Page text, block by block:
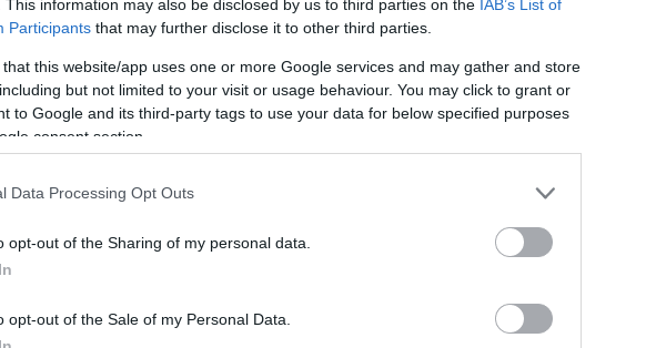
This information may also be disclosed by us to third parties on the IAB’s List of
Participants that may further disclose it to other third parties.
that this website/app uses one or more Google services and may gather and store
but not limited to your visit or usage behaviour. You may click to grant or
to Google and its third-party tags to use your data for below specified purposes
consent section.
Data Processing Opt Outs
opt-out of the Sharing of my personal data.
opt-out of the Sale of my Personal Data.
στη δημοκρατία”, αναφέρει τοNobel Prize organisation
Χιντάνκιο, οργάνωση επιζώντων των βομβαρδισμών της
των πυρηνικών όπλων.
της
Οι άνθρωποι,
το ελληνικό
πολιτισμός